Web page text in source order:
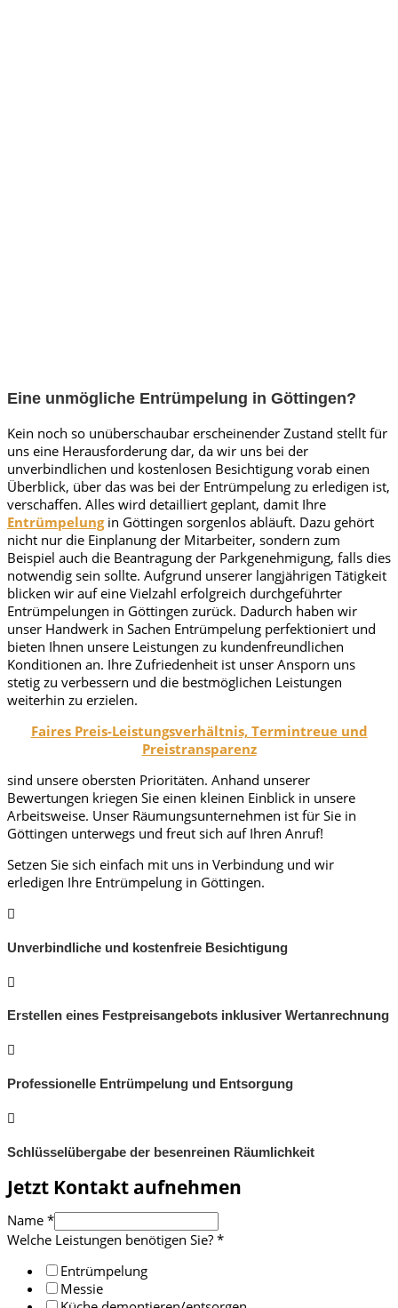
Eine unmögliche Entrümpelung in Göttingen?
Kein noch so unüberschaubar erscheinender Zustand stellt für
uns eine Herausforderung dar, da wir uns bei der
unverbindlichen und kostenlosen Besichtigung vorab einen
Überblick, über das was bei der Entrümpelung zu erledigen ist,
verschaffen. Alles wird detailliert geplant, damit Ihre
Entrümpelungin Göttingen sorgenlos abläuft. Dazu gehört
nicht nur die Einplanung der Mitarbeiter, sondern zum
Beispiel auch die Beantragung der Parkgenehmigung, falls dies
notwendig sein sollte. Aufgrund unserer langjährigen Tätigkeit
blicken wir auf eine Vielzahl erfolgreich durchgeführter
Entrümpelungen in Göttingen zurück. Dadurch haben wir
unser Handwerk in Sachen Entrümpelung perfektioniert und
bieten Ihnen unsere Leistungen zu kundenfreundlichen
Konditionen an. Ihre Zufriedenheit ist unser Ansporn uns
stetig zu verbessern und die bestmöglichen Leistungen
weiterhin zu erzielen.
Faires Preis-Leistungsverhältnis, Termintreue und
Preistransparenz
sind unsere obersten Prioritäten. Anhand unserer
Bewertungen kriegen Sie einen kleinen Einblick in unsere
Arbeitsweise. Unser Räumungsunternehmen ist für Sie in
Göttingen unterwegs und freut sich auf Ihren Anruf!
Setzen Sie sich einfach mit uns in Verbindung und wir
erledigen Ihre Entrümpelung in Göttingen.
Unverbindliche und kostenfreie Besichtigung
Erstellen eines Festpreisangebots inklusiver Wertanrechnung
Professionelle Entrümpelung und Entsorgung
Schlüsselübergabe der besenreinen Räumlichkeit
Jetzt Kontakt aufnehmen
Name *
Welche Leistungen benötigen Sie? *
Entrümpelung
Messie